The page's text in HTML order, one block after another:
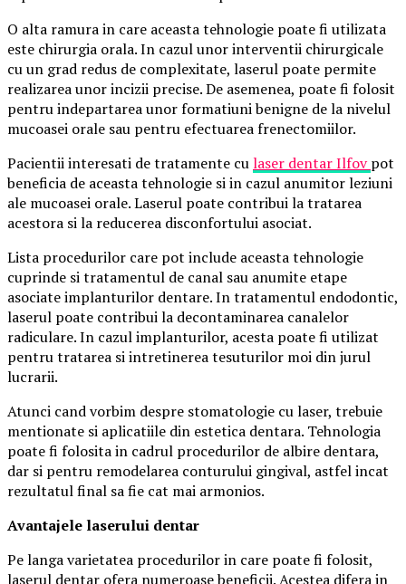
O alta ramura in care aceasta tehnologie poate fi utilizata
este chirurgia orala. In cazul unor interventii chirurgicale
cu un grad redus de complexitate, laserul poate permite
realizarea unor incizii precise. De asemenea, poate fi folosit
pentru indepartarea unor formatiuni benigne de la nivelul
mucoasei orale sau pentru efectuarea frenectomiilor.
Pacientii interesati de tratamente culaser dentar Ilfovpot
beneficia de aceasta tehnologie si in cazul anumitor leziuni
ale mucoasei orale. Laserul poate contribui la tratarea
acestora si la reducerea disconfortului asociat.
Lista procedurilor care pot include aceasta tehnologie
cuprinde si tratamentul de canal sau anumite etape
asociate implanturilor dentare. In tratamentul endodontic,
laserul poate contribui la decontaminarea canalelor
radiculare. In cazul implanturilor, acesta poate fi utilizat
pentru tratarea si intretinerea tesuturilor moi din jurul
lucrarii.
Atunci cand vorbim despre stomatologie cu laser, trebuie
mentionate si aplicatiile din estetica dentara. Tehnologia
poate fi folosita in cadrul procedurilor de albire dentara,
dar si pentru remodelarea conturului gingival, astfel incat
rezultatul final sa fie cat mai armonios.
Avantajele laserului dentar
Pe langa varietatea procedurilor in care poate fi folosit,
laserul dentar ofera numeroase beneficii. Acestea difera in